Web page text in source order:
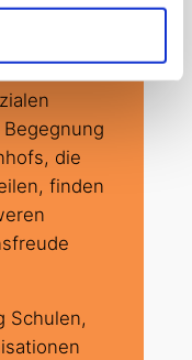
des
mit
die
finden
Schulen,